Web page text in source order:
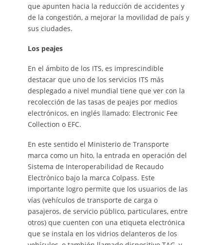
que apunten hacia la reducción de accidentes y
de la congestión, a mejorar la movilidad de país y
sus ciudades.
Los peajes
En el ámbito de los ITS, es imprescindible
destacar que uno de los servicios ITS más
desplegado a nivel mundial tiene que ver con la
recolección de las tasas de peajes por medios
electrónicos, en inglés llamado: Electronic Fee
Collection o EFC.
En este sentido el Ministerio de Transporte
marca como un hito, la entrada en operación del
Sistema de Interoperabilidad de Recaudo
Electrónico bajo la marca Colpass. Este
importante logro permite que los usuarios de las
vías (vehículos de transporte de carga o
pasajeros, de servicio público, particulares, entre
otros) que cuenten con una etiqueta electrónica
que se instala en los vidrios delanteros de los